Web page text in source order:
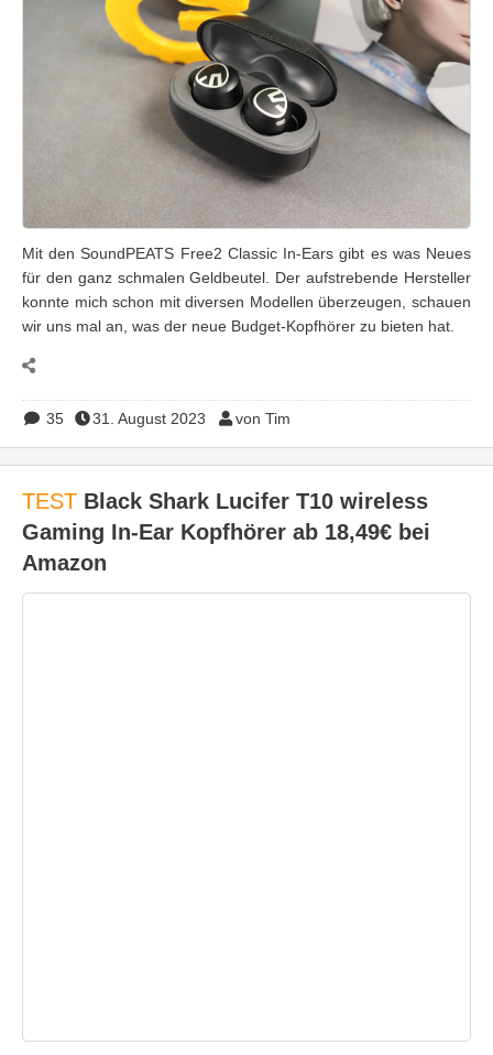
Mit den SoundPEATS Free2 Classic In-Ears gibt es was Neues
für den ganz schmalen Geldbeutel. Der aufstrebende Hersteller
konnte mich schon mit diversen Modellen überzeugen, schauen
wir uns mal an, was der neue Budget-Kopfhörer zu bieten hat.
35 31. August 2023 von Tim
TEST Black Shark Lucifer T10 wireless
Gaming In-Ear Kopfhörer ab 18,49€ bei
Amazon